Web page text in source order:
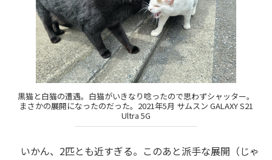
黒猫と白猫の遭遇。白猫がいきなり唸ったので思わずシャッター。
まさかの展開になったのだった。2021年5月 サムスン GALAXY S21
Ultra 5G
いかん、2匹とも近すぎる。このあと派手な展開（じゃ